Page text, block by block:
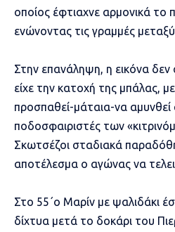
οποίος έφτιαχνε αρμονικά το
ενώνοντας τις γραμμές
Στην επανάληψη, η εικόνα δεν
είχε την κατοχή της μπάλας,
προσπαθεί-μάταια-να αμυνθεί
ποδοσφαιριστές των
Σκωτσέζοι σταδιακά
αποτέλεσμα ο αγώνας να
Στο 55΄ο Μαρίν με ψαλιδάκι
δίχτυα μετά το δοκάρι του